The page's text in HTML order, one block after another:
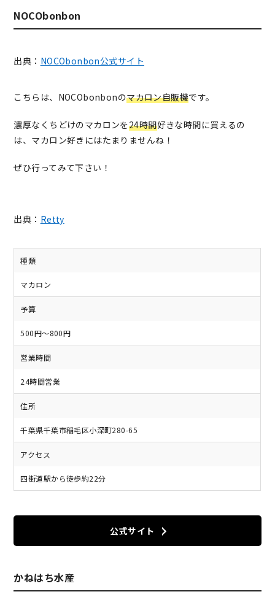
NOCObonbon
出典： NOCObonbon公式サイト
こちらは、NOCObonbonのマカロン自販機です。
濃厚なくちどけのマカロンを24時間好きな時間に買えるの
は、マカロン好きにはたまりませんね！
ぜひ行ってみて下さい！
出典： Retty
種類
マカロン
予算
500円～800円
営業時間
24時間営業
住所
千葉県千葉市稲毛区小深町280-65
アクセス
四街道駅から徒歩約22分
公式サイト
かねはち水産